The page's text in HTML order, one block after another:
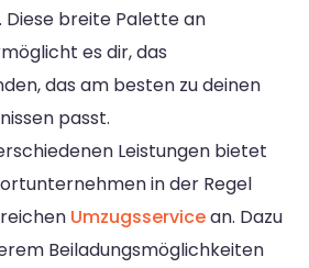
. Diese breite Palette an
es dir, das
das am besten zu deinen
passt.
Leistungen bietet
in der Regel
Umzugsservicean. Dazu
Beiladungsmöglichkeiten